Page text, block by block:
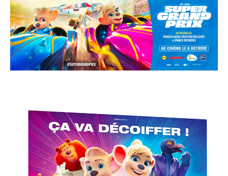
JE M’ABONNE
contact@lesaliens.com
Éric Pastol –01 49 65 10 30
18, rue de Saisset – 92120 Montrouge